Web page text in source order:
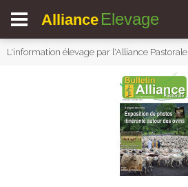
Alliance Elevage
L'information élevage par l'Alliance Pastorale